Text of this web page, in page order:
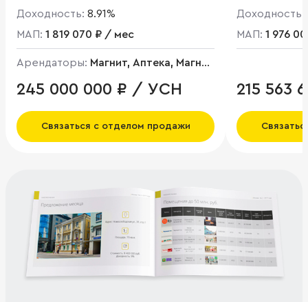
Доходность: 8.91%
МАП: 1 819 070 ₽ / мес
Арендаторы: Магнит, Аптека, Магнит
245 000 000 ₽ / УСН
Связаться с отделом продажи
Доходность:
МАП: 1 976
215 563